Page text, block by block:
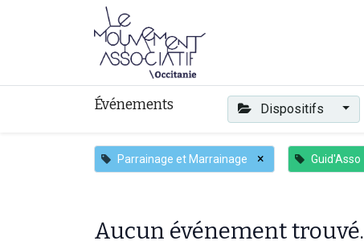
Événements Dispositifs
Parrainage et Marrainage × Guid'Asso
Aucun événement trouvé.